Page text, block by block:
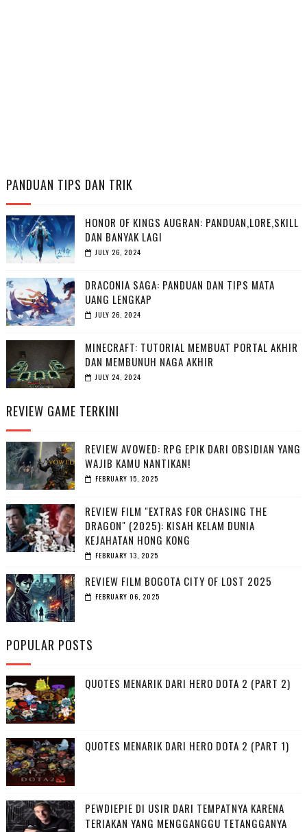
PANDUAN TIPS DAN TRIK
HONOR OF KINGS AUGRAN: PANDUAN,LORE,SKILL
DAN BANYAK LAGI
JULY 26, 2024
DRACONIA SAGA: PANDUAN DAN TIPS MATA
UANG LENGKAP
JULY 26, 2024
MINECRAFT: TUTORIAL MEMBUAT PORTAL AKHIR
DAN MEMBUNUH NAGA AKHIR
JULY 24, 2024
REVIEW GAME TERKINI
REVIEW AVOWED: RPG EPIK DARI OBSIDIAN YANG
WAJIB KAMU NANTIKAN!
FEBRUARY 15, 2025
REVIEW FILM "EXTRAS FOR CHASING THE
DRAGON" (2025): KISAH KELAM DUNIA
KEJAHATAN HONG KONG
FEBRUARY 13, 2025
REVIEW FILM BOGOTA CITY OF LOST 2025
FEBRUARY 06, 2025
POPULAR POSTS
QUOTES MENARIK DARI HERO DOTA 2 (PART 2)
QUOTES MENARIK DARI HERO DOTA 2 (PART 1)
PEWDIEPIE DI USIR DARI TEMPATNYA KARENA
TERIAKAN YANG MENGGANGGU TETANGGANYA